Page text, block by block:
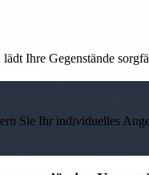
Ihre Gegenstände
Sie Ihr individuelles